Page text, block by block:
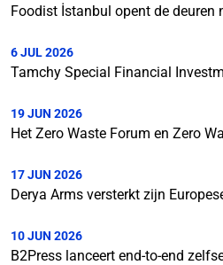
Foodist İstanbul opent de
6 JUL 2026
Tamchy Special Financial
19 JUN 2026
Het Zero Waste Forum en Zero
17 JUN 2026
Derya Arms versterkt zijn
10 JUN 2026
B2Press lanceert end-to-end